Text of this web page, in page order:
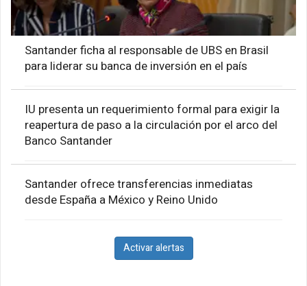
Santander ficha al responsable de UBS en Brasil
para liderar su banca de inversión en el país
IU presenta un requerimiento formal para exigir la
reapertura de paso a la circulación por el arco del
Banco Santander
Santander ofrece transferencias inmediatas
desde España a México y Reino Unido
Activar alertas